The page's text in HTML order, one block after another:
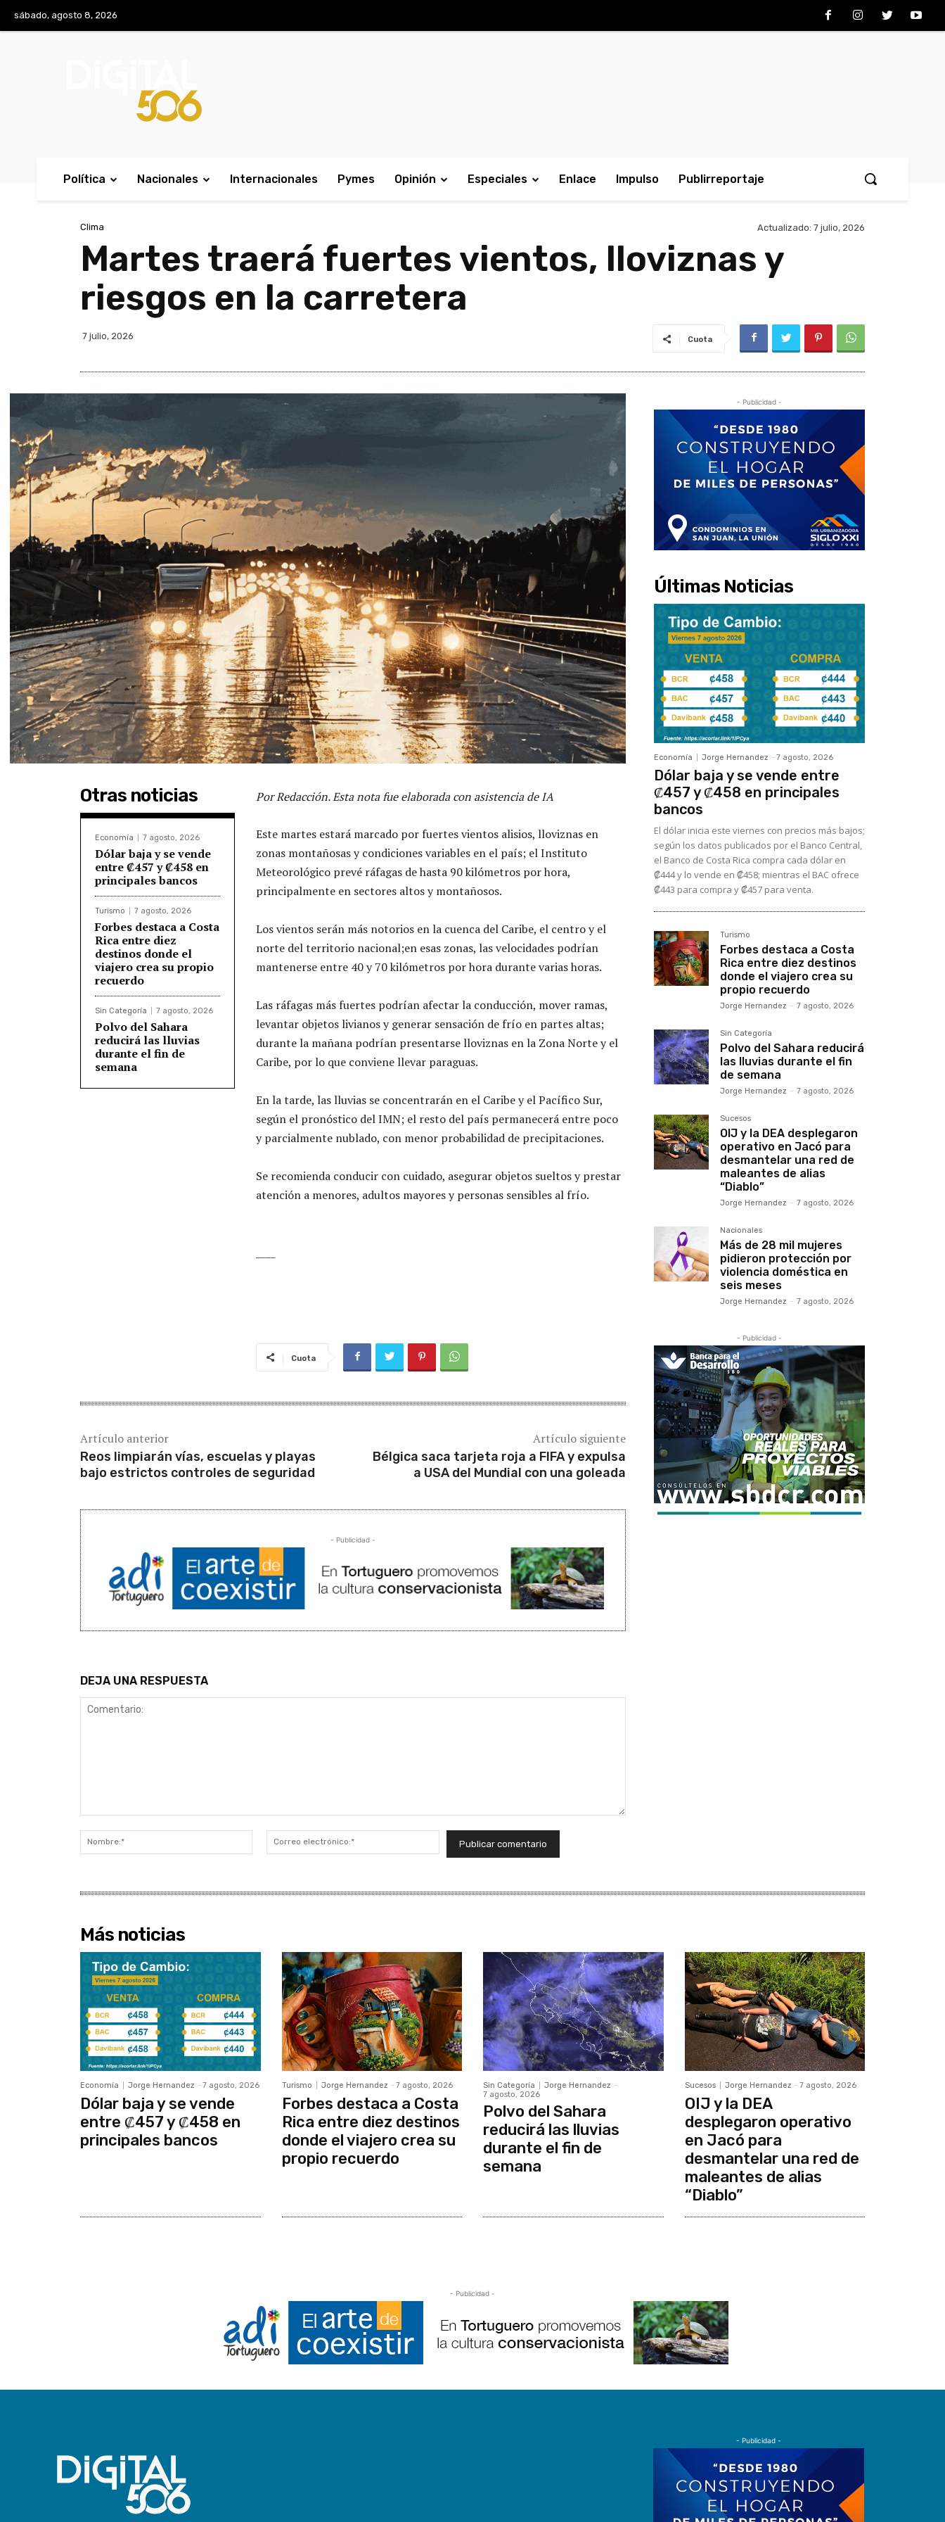
sábado, agosto 8, 2026
Política Nacionales Internacionales Pymes Opinión Especiales Enlace Impulso Publirreportaje
Clima Actualizado: 7 julio, 2026
Martes traerá fuertes vientos, lloviznas y
riesgos en la carretera
7 julio, 2026 Cuota
Otras noticias
Economía 7 agosto, 2026
Dólar baja y se vende
entre ₡457 y ₡458 en
principales bancos
Turismo 7 agosto, 2026
Forbes destaca a Costa
Rica entre diez
destinos donde el
viajero crea su propio
recuerdo
Sin Categoría 7 agosto, 2026
Polvo del Sahara
reducirá las lluvias
durante el fin de
semana
Por Redacción. Esta nota fue elaborada con asistencia de IA
Este martes estará marcado por fuertes vientos alisios, lloviznas en
zonas montañosas y condiciones variables en el país; el Instituto
Meteorológico prevé ráfagas de hasta 90 kilómetros por hora,
principalmente en sectores altos y montañosos.
Los vientos serán más notorios en la cuenca del Caribe, el centro y el
norte del territorio nacional;en esas zonas, las velocidades podrían
mantenerse entre 40 y 70 kilómetros por hora durante varias horas.
Las ráfagas más fuertes podrían afectar la conducción, mover ramas,
levantar objetos livianos y generar sensación de frío en partes altas;
durante la mañana podrían presentarse lloviznas en la Zona Norte y el
Caribe, por lo que conviene llevar paraguas.
En la tarde, las lluvias se concentrarán en el Caribe y el Pacífico Sur,
según el pronóstico del IMN; el resto del país permanecerá entre poco
y parcialmente nublado, con menor probabilidad de precipitaciones.
Se recomienda conducir con cuidado, asegurar objetos sueltos y prestar
atención a menores, adultos mayores y personas sensibles al frío.
Cuota
Artículo anterior
Reos limpiarán vías, escuelas y playas
bajo estrictos controles de seguridad
Artículo siguiente
Bélgica saca tarjeta roja a FIFA y expulsa
a USA del Mundial con una goleada
- Publicidad -
DEJA UNA RESPUESTA
Nombre:*
electrónico:*
- Publicidad -
Últimas Noticias
Economía Jorge Hernandez - 7 agosto, 2026
Dólar baja y se vende entre
₡457 y ₡458 en principales
bancos
El dólar inicia este viernes con precios más bajos;
según los datos publicados por el Banco Central,
el Banco de Costa Rica compra cada dólar en
₡444 y lo vende en ₡458; mientras el BAC ofrece
₡443 para compra y ₡457 para venta.
Turismo
Forbes destaca a Costa
Rica entre diez destinos
donde el viajero crea su
propio recuerdo
Jorge Hernandez - 7 agosto, 2026
Sin Categoría
Polvo del Sahara reducirá
las lluvias durante el fin
de semana
Jorge Hernandez - 7 agosto, 2026
Sucesos
OIJ y la DEA desplegaron
operativo en Jacó para
desmantelar una red de
maleantes de alias
“Diablo”
Jorge Hernandez - 7 agosto, 2026
Nacionales
Más de 28 mil mujeres
pidieron protección por
violencia doméstica en
seis meses
Jorge Hernandez - 7 agosto, 2026
- Publicidad -
Más noticias
Economía Jorge Hernandez - 7 agosto, 2026
Dólar baja y se vende
entre ₡457 y ₡458 en
principales bancos
Turismo Jorge Hernandez - 7 agosto, 2026
Forbes destaca a Costa
Rica entre diez destinos
donde el viajero crea su
propio recuerdo
Sin Categoría Jorge Hernandez -
7 agosto, 2026
Polvo del Sahara
reducirá las lluvias
durante el fin de
semana
Sucesos Jorge Hernandez - 7 agosto, 2026
OIJ y la DEA
desplegaron operativo
en Jacó para
desmantelar una red de
maleantes de alias
“Diablo”
- Publicidad -
- Publicidad -